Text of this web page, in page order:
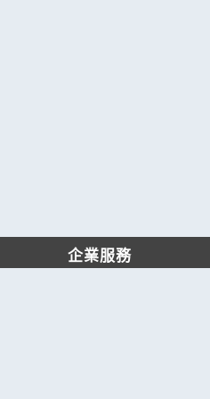
企業服務